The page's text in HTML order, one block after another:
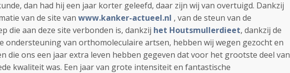
dan had hij een jaar korter geleefd, daar zijn wij van overtuigd. Dankzij
van de site van www.kanker-actueel.nl , van de steun van de
die aan deze site verbonden is, dankzij het Houtsmullerdieet, dankzij de
ondersteuning van orthomoleculaire artsen, hebben wij wegen gezocht en
die ons een jaar extra leven hebben gegeven dat voor het grootste deel van
kwaliteit was. Een jaar van grote intensiteit en fantastische